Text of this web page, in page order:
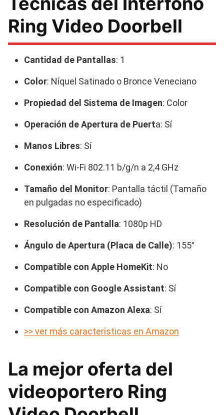
Ring Video Doorbell
Cantidad de Pantallas: 1
Color: Níquel Satinado o Bronce Veneciano
Propiedad del Sistema de Imagen: Color
Operación de Apertura de Puerta: Sí
Manos Libres: Sí
Conexión: Wi-Fi 802.11 b/g/n a 2,4 GHz
Tamaño del Monitor: Pantalla táctil (Tamaño
en pulgadas no especificado)
Resolución de Pantalla: 1080p HD
Ángulo de Apertura (Placa de Calle): 155°
Compatible con Apple HomeKit: No
Compatible con Google Assistant: Sí
Compatible con Amazon Alexa: Sí
>> ver más características en Amazon
La mejor oferta del
videoportero Ring